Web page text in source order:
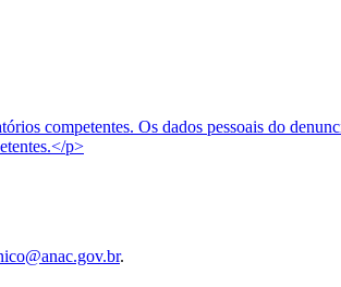
competentes. Os dados pessoais do
p>
.